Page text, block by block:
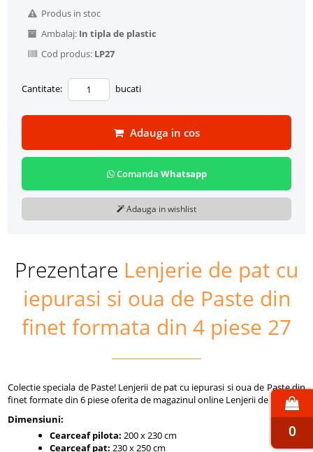
0
Produs in stoc
Ambalaj: In tipla de plastic
Cod produs: LP27
Cantitate: bucati
Adauga in cos
Comanda Whatsapp
Adauga in wishlist
Prezentare Lenjerie de pat cu
iepurasi si oua de Paste din
finet formata din 4 piese 27
Colectie speciala de Paste! Lenjerii de pat cu iepurasi si oua de Paste din
finet formate din 6 piese oferita de magazinul online Lenjerii de lux.
Dimensiuni:
Cearceaf pilota: 200 x 230 cm
Cearceaf pat: 230 x 250 cm